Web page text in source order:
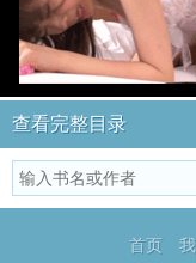
查看完整目录
首页